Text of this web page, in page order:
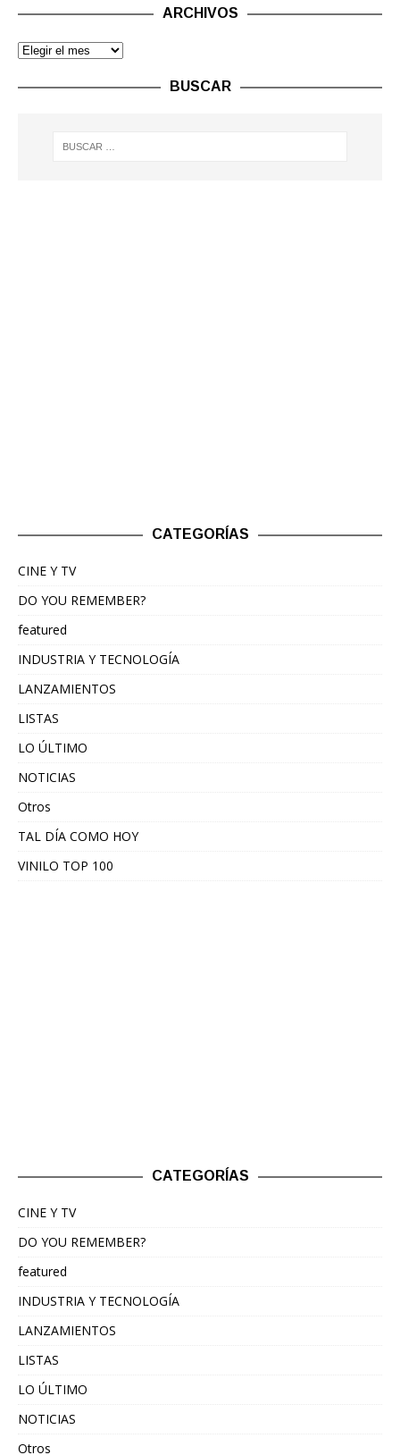
ARCHIVOS
BUSCAR
CATEGORÍAS
CINE Y TV
DO YOU REMEMBER?
featured
INDUSTRIA Y TECNOLOGÍA
LANZAMIENTOS
LISTAS
LO ÚLTIMO
NOTICIAS
Otros
TAL DÍA COMO HOY
VINILO TOP 100
CATEGORÍAS
CINE Y TV
DO YOU REMEMBER?
featured
INDUSTRIA Y TECNOLOGÍA
LANZAMIENTOS
LISTAS
LO ÚLTIMO
NOTICIAS
Otros